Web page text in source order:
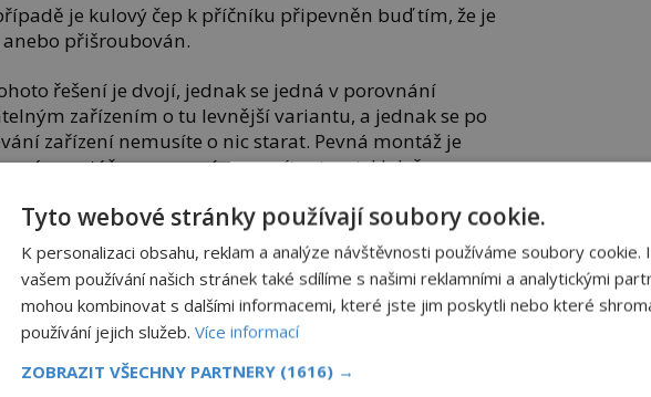
je kulový čep k příčníku připevněn buď tím, že je
přišroubován.
řešení je dvojí, jednak se jedná v porovnání
zařízením o tu levnější variantu, a jednak se po
zařízení nemusíte o nic starat. Pevná montáž je
montáž a vy se o ní nemusíte starat. I když…
připevněným tažným zařízením musíte počítat vždy, kdy
a parkovat. A zapomenout na to, že jej máte, není
si proto dobře, zda budete kouli využívat opravdu tak
vám pořád trčela z auta s rizikem, že s ní při parkování
něčí auto.
Tyto webové stránky používají soubory cookie.
K personalizaci obsahu, reklam a analýze návštěvnosti používáme soubory cookie.
vašem používání našich stránek také sdílíme s našimi reklamními a analytickými
mohou kombinovat s dalšími informacemi, které jste jim poskytli nebo které
používání jejich služeb. Více informací
ZOBRAZIT VŠECHNY PARTNERY (1616) →